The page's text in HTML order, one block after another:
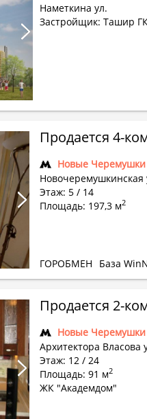
Наметкина ул.
Застройщик: Ташир
Продается 4-
Новые Черемушки
Новочеремушкинская
Этаж: 5 / 14
Площадь: 197,3 м2
ГОРОБМЕН База
Продается 2-
Новые Черемушки
Архитектора Власова
Этаж: 12 / 24
Площадь: 91 м2
ЖК "Академдом"